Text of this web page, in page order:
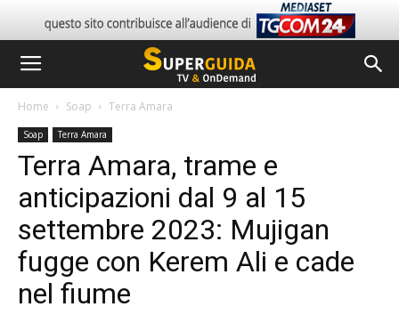
Home Soap Terra Amara
Soap Terra Amara
Terra Amara, trame e
anticipazioni dal 9 al 15
settembre 2023: Mujigan
fugge con Kerem Ali e cade
nel fiume